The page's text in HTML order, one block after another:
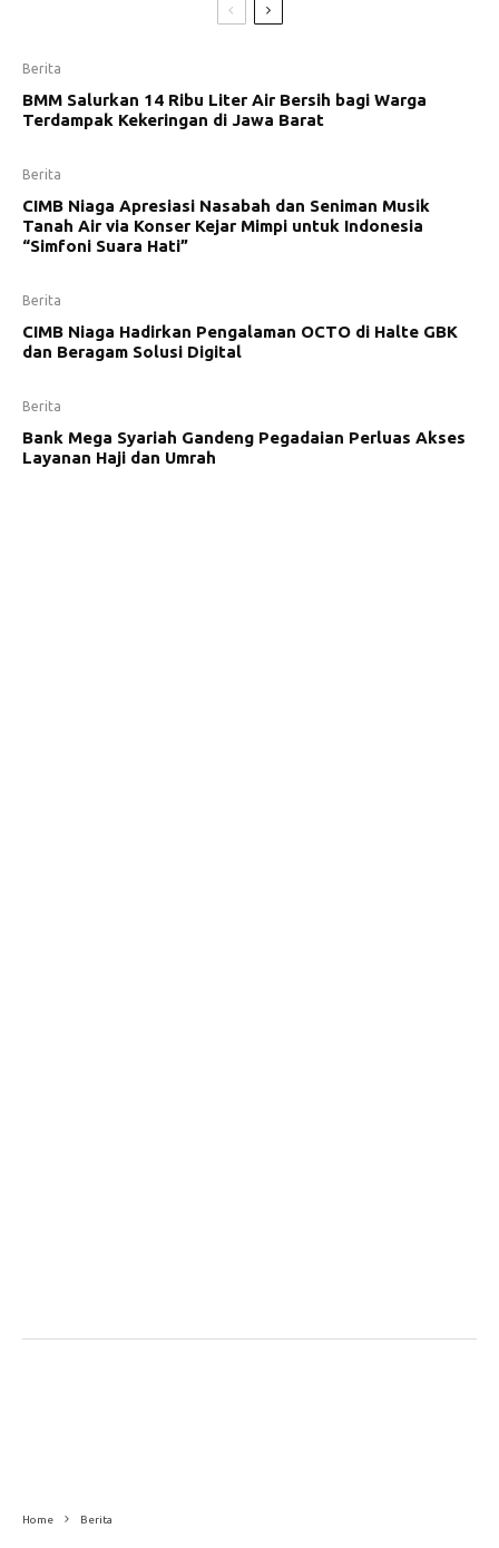
Berita
BMM Salurkan 14 Ribu Liter Air Bersih bagi Warga
Terdampak Kekeringan di Jawa Barat
Berita
CIMB Niaga Apresiasi Nasabah dan Seniman Musik
Tanah Air via Konser Kejar Mimpi untuk Indonesia
“Simfoni Suara Hati”
Berita
CIMB Niaga Hadirkan Pengalaman OCTO di Halte GBK
dan Beragam Solusi Digital
Berita
Bank Mega Syariah Gandeng Pegadaian Perluas Akses
Layanan Haji dan Umrah
Home Berita